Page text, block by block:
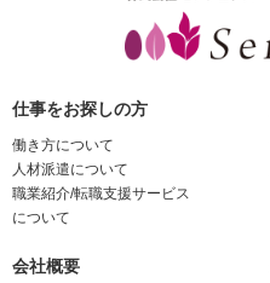
仕事をお探しの方
働き方について
人材派遣について
職業紹介/転職支援サービス
について
会社概要